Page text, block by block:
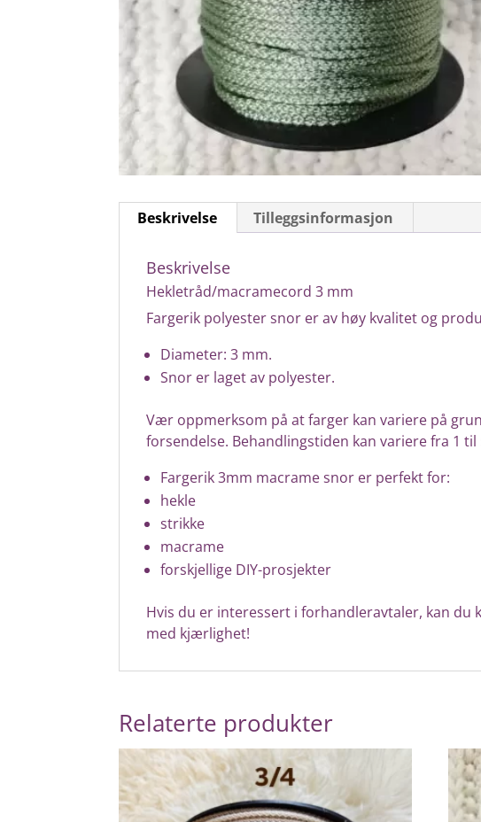
Beskrivelse Tilleggsinformasjon
Beskrivelse
Hekletråd/macramecord 3 mm
Fargerik polyester snor er av høy kvalitet og
Diameter: 3 mm.
Snor er laget av polyester.
Vær oppmerksom på at farger kan variere på
forsendelse. Behandlingstiden kan variere fra 1
Fargerik 3mm macrame snor er perfekt for:
hekle
strikke
macrame
forskjellige DIY-prosjekter
Hvis du er interessert i forhandleravtaler, kan du
med kjærlighet!
Relaterte produkter